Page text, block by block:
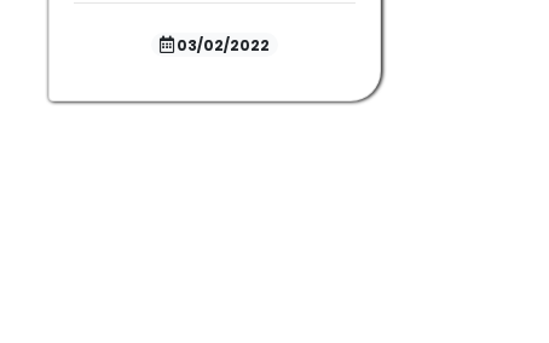
03/02/2022